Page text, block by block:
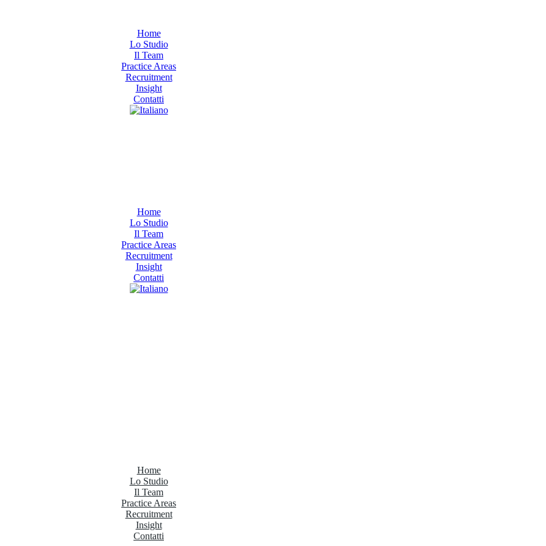
Home
Lo Studio
Il Team
Practice Areas
Recruitment
Insight
Contatti
Home
Lo Studio
Il Team
Practice Areas
Recruitment
Insight
Contatti
Home
Lo Studio
Il Team
Practice Areas
Recruitment
Insight
Contatti